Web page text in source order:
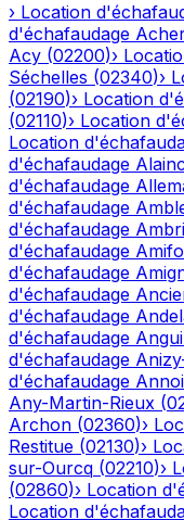
› Location
d'échafaudage
Acy (02200)›
Séchelles (02340)›
(02190)› Location
(02110)› Location
Location
d'échafaudage
d'échafaudage
d'échafaudage
d'échafaudage
d'échafaudage
d'échafaudage
d'échafaudage
d'échafaudage
d'échafaudage
d'échafaudage
d'échafaudage
Any-Martin-Rieux (
Archon (02360)›
Restitue (02130)›
sur-Ourcq (02210)›
(02860)› Location
Location